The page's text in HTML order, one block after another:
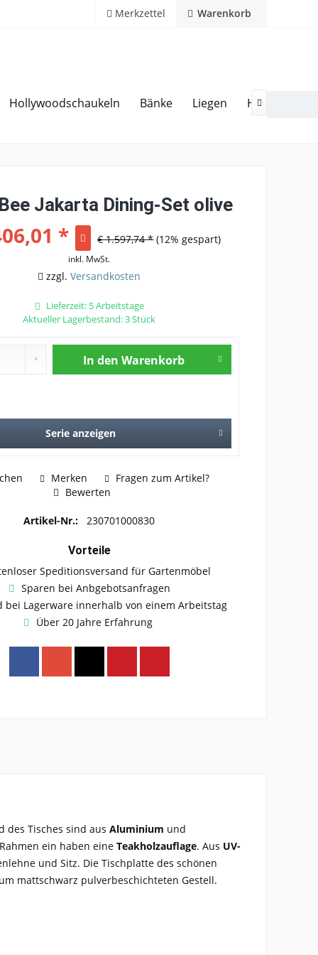
Warenkorb
Merkzettel
Hollywoodschaukeln Bänke Liegen Hocker

Jahre Erfahrung Hotline 02594 94 11 0
Jakarta Dining-Set olive
* € 1.597,74 * (12% gespart)
inkl. MwSt.
zzgl.Versandkosten
Lieferzeit: 5 Arbeitstage
Aktueller Lagerbestand: 3 Stück
In den Warenkorb
Serie anzeigen
Merken
Fragen zum Artikel?
Bewerten
Artikel-Nr.: 230701000830
Vorteile
Speditionsversand für Gartenmöbel
Sparen bei Anbgebotsanfragen
bei Lagerware innerhalb von einem Arbeitstag
Über 20 Jahre Erfahrung
des Tisches sind aus Aluminium und
ein haben eine Teakholzauflage. Aus UV-
und Sitz. Die Tischplatte des schönen
mattschwarz pulverbeschichteten Gestell.